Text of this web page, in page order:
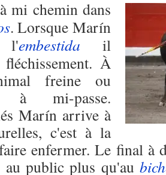
mi chemin dans
. Lorsque Marín
l'embestida il
À
freine ou
à mi-passe.
Marín arrive à
c'est à la
enfermer. Le final à
au public plus qu'au